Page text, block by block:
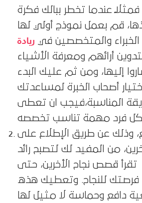
فمثلاً عندما تخطر ببالك فكرة
قم بعمل نموذج أولي لها
والمتخصصين في ريادة
أرائهم ومعرفة الأشياء
إليها، ومن ثم عليك البدء
أصحاب الخبرة لمساعدتك
المناسبة،فيجب ان تعطى
وذلك عن طريق الإطلاع على
من المفيد لك لتصبح رائد
تقرأ قصص نجاح الأخرين، حتى
فرصتك للنجاح. وتعطيك هذه